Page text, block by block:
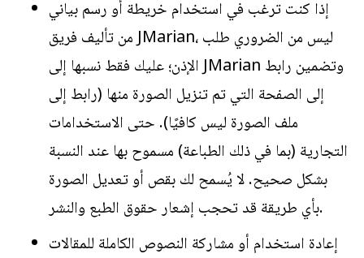
إذا كنت ترغب في استخدام خريطة أو رسم بياني
من تأليف فريق JMarian، ليس من الضروري طلب
الإذن؛ عليك فقط نسبها إلى JMarian وتضمين رابط
إلى الصفحة التي تم تنزيل الصورة منها (رابط إلى
ملف الصورة ليس كافيًا). حتى الاستخدامات
التجارية (بما في ذلك الطباعة) مسموح بها عند النسبة
بشكل صحيح. لا يُسمح لك بقص أو تعديل الصورة
بأي طريقة قد تحجب إشعار حقوق الطبع والنشر.
إعادة استخدام أو مشاركة النصوص الكاملة للمقالات